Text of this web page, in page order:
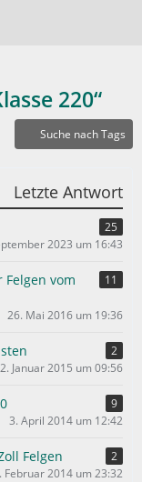
220“
Suche nach Tags
Letzte Antwort
25
2023 um 16:43
vom
11
26. Mai 2016 um 19:36
2
Januar 2015 um 09:56
9
3. April 2014 um 12:42
Felgen
2
Februar 2014 um 23:32